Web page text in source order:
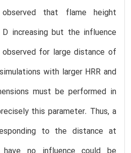
that flame height
increasing but the influence
for large distance of
with larger HRR and
must be performed in
this parameter. Thus, a
to the distance at